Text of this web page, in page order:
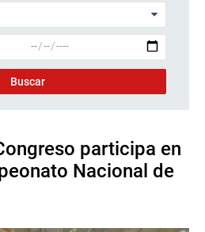
participa en
Nacional de